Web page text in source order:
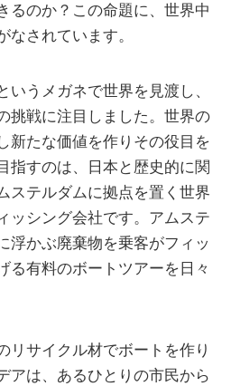
るのか？この命題に、世界中
なされています。
うメガネで世界を見渡し、
挑戦に注目しました。世界の
新たな価値を作りその役目を
指すのは、日本と歴史的に関
ステルダムに拠点を置く世界
ッシング会社です。アムステ
浮かぶ廃棄物を乗客がフィッ
る有料のボートツアーを日々
リサイクル材でボートを作り
アは、あるひとりの市民から